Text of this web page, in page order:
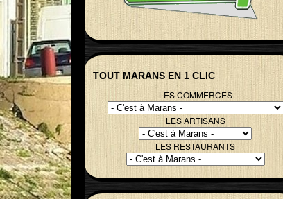
TOUT MARANS EN 1 CLIC
LES COMMERCES
LES ARTISANS
LES RESTAURANTS